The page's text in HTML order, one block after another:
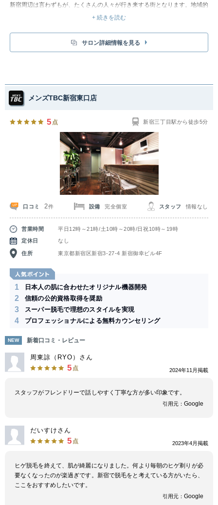
新宿周辺は言わずもが、たくさんの人々が行き来する街となります。地域的
にも専門的に特化した店舗が立ち並ぶ魅力的な街となります。
また、西新宿には映画専門学校や、文化学園キャンパスなど様々な高校、大
そんな専門的な街だからこそ、メンズNAX西新宿店は、初台駅徒歩５分の
+ 続きを読む
サロン詳細情報を見る
メンズTBC新宿東口店
5 点 新宿三丁目駅から徒歩5分
口コミ 2件 設備 完全個室 スタッフ 情報なし
営業時間
平日12時～21時/土10時～20時/日祝10時～19時
定休日
なし
住所 東京都新宿区新宿3-27-4 新宿御幸ビル4F
1 日本人の肌に合わせたオリジナル機器開発
2 信頼の公的資格取得を奨励
3 スーパー脱毛で理想のスタイルを実現
4 プロフェッショナルによる無料カウンセリング
NEW 新着口コミ・レビュー
周東諒（RYO）さん
5 点 2024年11月掲載
スタッフがフレンドリーで話しやすく丁寧な方が多い印象です。
引用元： Google
だいすけさん
5 点 2023年4月掲載
ヒゲ脱毛を終えて、肌が綺麗になりました。何より毎朝のヒゲ剃りが必
要なくなったのが楽過ぎです。新宿で脱毛をと考えている方がいたら、
ここをおすすめしたいです。
引用元： Google